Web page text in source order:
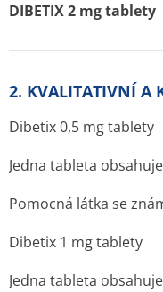
DIBETIX 2 mg tablety
2. KVALITATIVNÍ A
Dibetix 0,5 mg tablety
Jedna tableta
Pomocná látka se
Dibetix 1 mg tablety
Jedna tableta